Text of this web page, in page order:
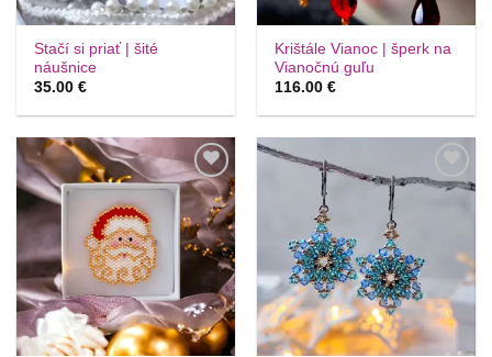
Stačí si priať | šité
náušnice
35.00€
Krištále Vianoc | šperk na
Vianočnú guľu
116.00€
Túto
krasotinku
si prosím
Túto